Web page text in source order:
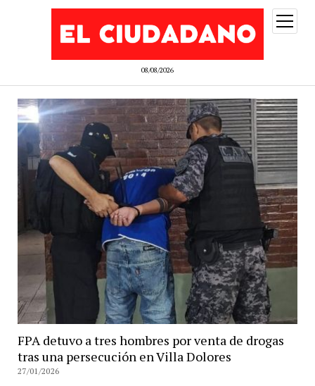
08/08/2026
abrir
menú
FPA detuvo a tres hombres por venta de drogas
tras una persecución en Villa Dolores
27/01/2026